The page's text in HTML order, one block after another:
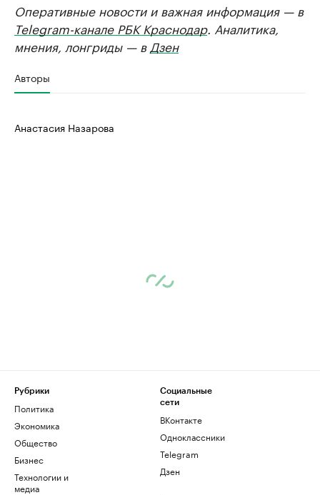
Оперативные новости и важная информация — в
Telegram-канале РБК Краснодар. Аналитика,
мнения, лонгриды — в Дзен
Авторы
Анастасия Назарова
Рубрики
Политика
Экономика
Общество
Бизнес
Технологии и
медиа
Социальные
сети
ВКонтакте
Одноклассники
Telegram
Дзен